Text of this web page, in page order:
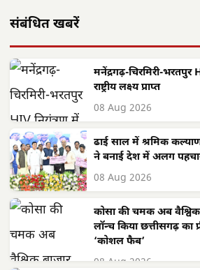
संबंधित खबरें
मनेंद्रगढ़-चिरमिरी-
राष्ट्रीय लक्ष्य प्राप्त
08 Aug 2026
ढाई साल में श्रमिक
ने बनाई देश में अलग
08 Aug 2026
कोसा की चमक अब
लॉन्च किया छत्तीसगढ़ का
‘कोशल फैब’
08 Aug 2026